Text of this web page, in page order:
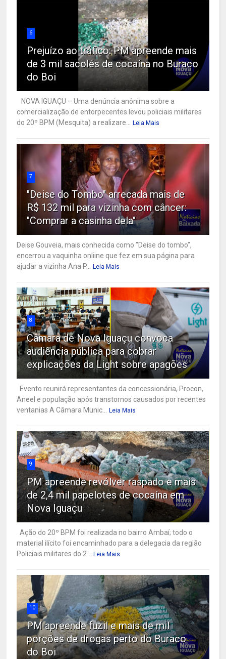
6
Prejuízo ao tráfico: PM apreende mais
de 3 mil sacolés de cocaína no Buraco
do Boi
NOVA IGUAÇU – Uma denúncia anônima sobre a
comercialização de entorpecentes levou policiais militares
do 20º BPM (Mesquita) a realizare...
Leia Mais
7
"Deise do Tombo" arrecada mais de
R$ 132 mil para vizinha com câncer:
"Comprar a casinha dela"
Deise Gouveia, mais conhecida como "Deise do tombo",
encerrou a vaquinha onliine que fez em sua página para
ajudar a vizinha Ana P...
Leia Mais
8
Câmara de Nova Iguaçu convoca
audiência pública para cobrar
explicações da Light sobre apagões
Evento reunirá representantes da concessionária, Procon,
Aneel e população após transtornos causados por recentes
ventanias A Câmara Munic...
Leia Mais
9
PM apreende revólver raspado e mais
de 2,4 mil papelotes de cocaína em
Nova Iguaçu
Ação do 20º BPM foi realizada no bairro Ambaí; todo o
material ilícito foi encaminhado para a delegacia da região
Policiais militares do 2...
Leia Mais
10
PM apreende fuzil e mais de mil
porções de drogas perto do Buraco
do Boi